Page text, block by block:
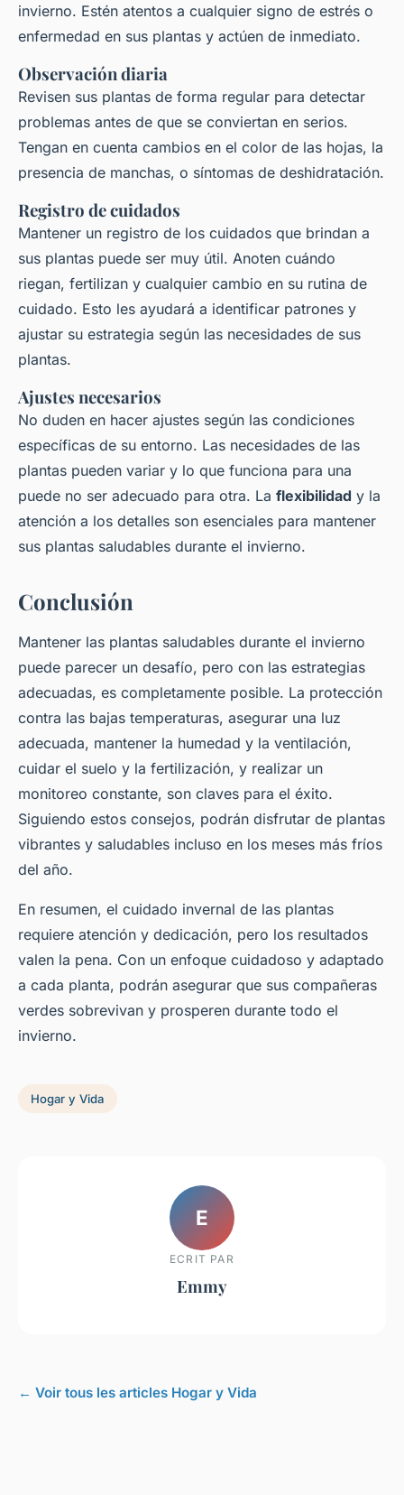
invierno. Estén atentos a cualquier signo de estrés o
enfermedad en sus plantas y actúen de inmediato.
Observación diaria
Revisen sus plantas de forma regular para detectar
problemas antes de que se conviertan en serios.
Tengan en cuenta cambios en el color de las hojas, la
presencia de manchas, o síntomas de deshidratación.
Registro de cuidados
Mantener un registro de los cuidados que brindan a
sus plantas puede ser muy útil. Anoten cuándo
riegan, fertilizan y cualquier cambio en su rutina de
cuidado. Esto les ayudará a identificar patrones y
ajustar su estrategia según las necesidades de sus
plantas.
Ajustes necesarios
No duden en hacer ajustes según las condiciones
específicas de su entorno. Las necesidades de las
plantas pueden variar y lo que funciona para una
puede no ser adecuado para otra. La flexibilidad y la
atención a los detalles son esenciales para mantener
sus plantas saludables durante el invierno.
Conclusión
Mantener las plantas saludables durante el invierno
puede parecer un desafío, pero con las estrategias
adecuadas, es completamente posible. La protección
contra las bajas temperaturas, asegurar una luz
adecuada, mantener la humedad y la ventilación,
cuidar el suelo y la fertilización, y realizar un
monitoreo constante, son claves para el éxito.
Siguiendo estos consejos, podrán disfrutar de plantas
vibrantes y saludables incluso en los meses más fríos
del año.
En resumen, el cuidado invernal de las plantas
requiere atención y dedicación, pero los resultados
valen la pena. Con un enfoque cuidadoso y adaptado
a cada planta, podrán asegurar que sus compañeras
verdes sobrevivan y prosperen durante todo el
invierno.
Hogar y Vida
E
ECRIT PAR
Emmy
← Voir tous les articles Hogar y Vida